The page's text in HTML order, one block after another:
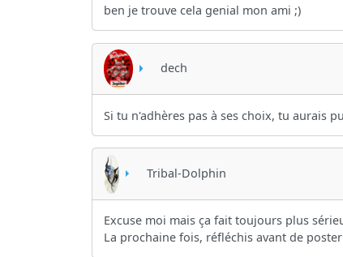
ben je trouve cela genial mon ami ;)
dech
Si tu n'adhères pas à ses choix, tu aurais
Tribal-Dolphin
Excuse moi mais ça fait toujours plus
La prochaine fois, réfléchis avant de